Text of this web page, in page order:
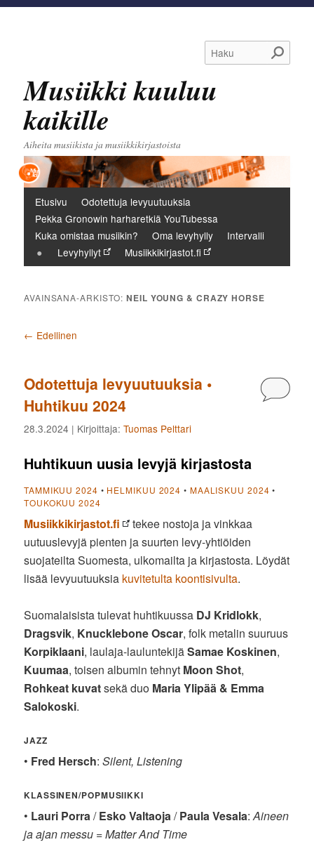
Haku
Musiikki kuuluu
kaikille
Aiheita musiikista ja musiikkikirjastoista
Päävalikko
Etusivu
Odotettuja levyuutuuksia
Pekka Gronowin harharetkiä YouTubessa
Kuka omistaa musiikin?
Oma levyhylly
Intervalli
Levyhyllyt
Musiikkikirjastot.fi
AVAINSANA-ARKISTO:NEIL YOUNG & CRAZY HORSE
Artikkelien selaus
← Edellinen
Odotettuja levyuutuuksia •
Huhtikuu 2024
28.3.2024 | Kirjoittaja:Tuomas Pelttari
Huhtikuun uusia levyjä kirjastosta
TAMMIKUU 2024 • HELMIKUU 2024 • MAALISKUU 2024 •
TOUKOKUU 2024
Musiikkikirjastot.fi
tekee nostoja ja vinkkaa
uutuuslevyjä pienten ja suurten levy-yhtiöiden
suojateilta Suomesta, ulkomailta ja kirjastosta. Löydät
lisää levyuutuuksia kuvitetulta koontisivulta.
Suomalaisista tulevat huhtikuussa DJ Kridlokk,
Dragsvik, Knucklebone Oscar, folk metalin suuruus
Korpiklaani, laulaja-lauluntekijäSamae Koskinen,
Kuumaa, toisen albumin tehnyt Moon Shot,
Rohkeat kuvatsekä duo Maria Ylipää & Emma
Salokoski.
JAZZ
• Fred Hersch:Silent, Listening
KLASSINEN/POPMUSIIKKI
• Lauri Porra /Esko Valtaoja /Paula Vesala:Aineen
ja ajan messu =Matter And Time